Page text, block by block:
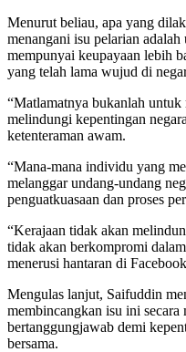
Menurut beliau, apa yang
menangani isu pelarian
mempunyai keupayaan lebih
yang telah lama wujud di
“Matlamatnya bukanlah
melindungi kepentingan
ketenteraman awam.
“Mana-mana individu yang
melanggar undang-undang
penguatkuasaan dan proses
“Kerajaan tidak akan
tidak akan berkompromi
menerusi hantaran di
Mengulas lanjut, Saifuddin
membincangkan isu ini secara
bertanggungjawab demi
bersama.